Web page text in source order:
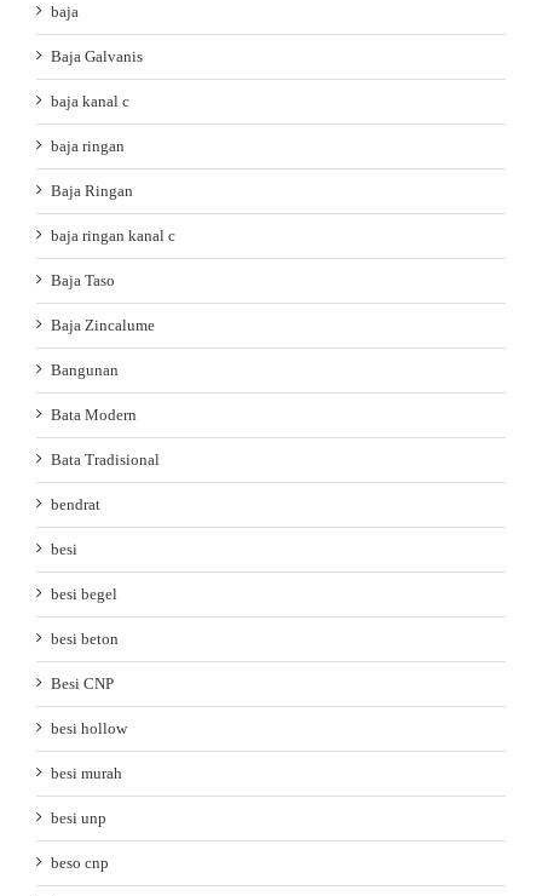
baja
Baja Galvanis
baja kanal c
baja ringan
Baja Ringan
baja ringan kanal c
Baja Taso
Baja Zincalume
Bangunan
Bata Modern
Bata Tradisional
bendrat
besi
besi begel
besi beton
Besi CNP
besi hollow
besi murah
besi unp
beso cnp